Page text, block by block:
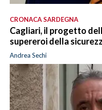
CRONACA SARDEGNA
Cagliari, il progetto
supereroi della
Andrea Sechi